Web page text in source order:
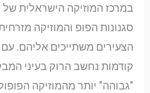
במרכז המוזיקה הישראלית של
סגנונות הפופ והמוזיקה
הצעירים משתייכים אליהם. עם
קודמות נחשב הרוק בעיני
"גבוהה" יותר מהמוזיקה